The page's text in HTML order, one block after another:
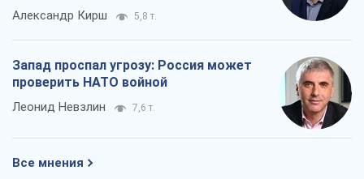
Александр Кирш 5,8 т.
Запад проспал угрозу: Россия может
проверить НАТО войной
Леонид Невзлин 7,6 т.
Все мнения